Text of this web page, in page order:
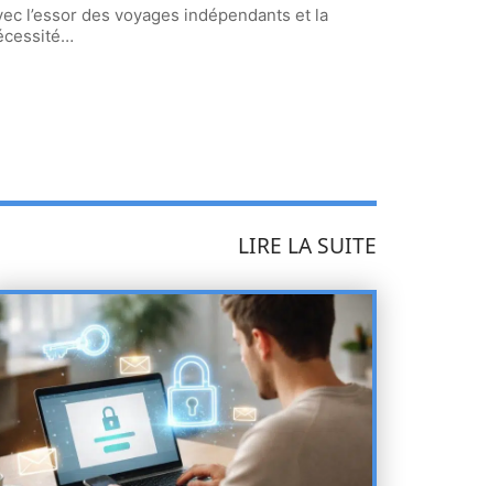
l’essor des voyages indépendants et la
…
LIRE LA SUITE